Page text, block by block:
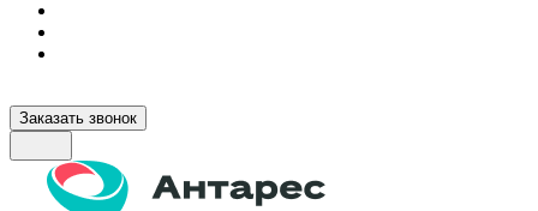
Заказать звонок